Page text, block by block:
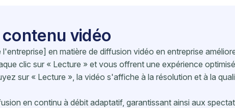
vidéo
en matière de diffusion vidéo en entreprise
clic sur « Lecture » ​​et vous offrent une expérience
sur « Lecture », la vidéo s'affiche à la résolution et à la
en continu à débit adaptatif, garantissant ainsi aux